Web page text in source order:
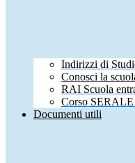
Indirizzi di
Conosci la
RAI Scuola
Corso
Documenti utili